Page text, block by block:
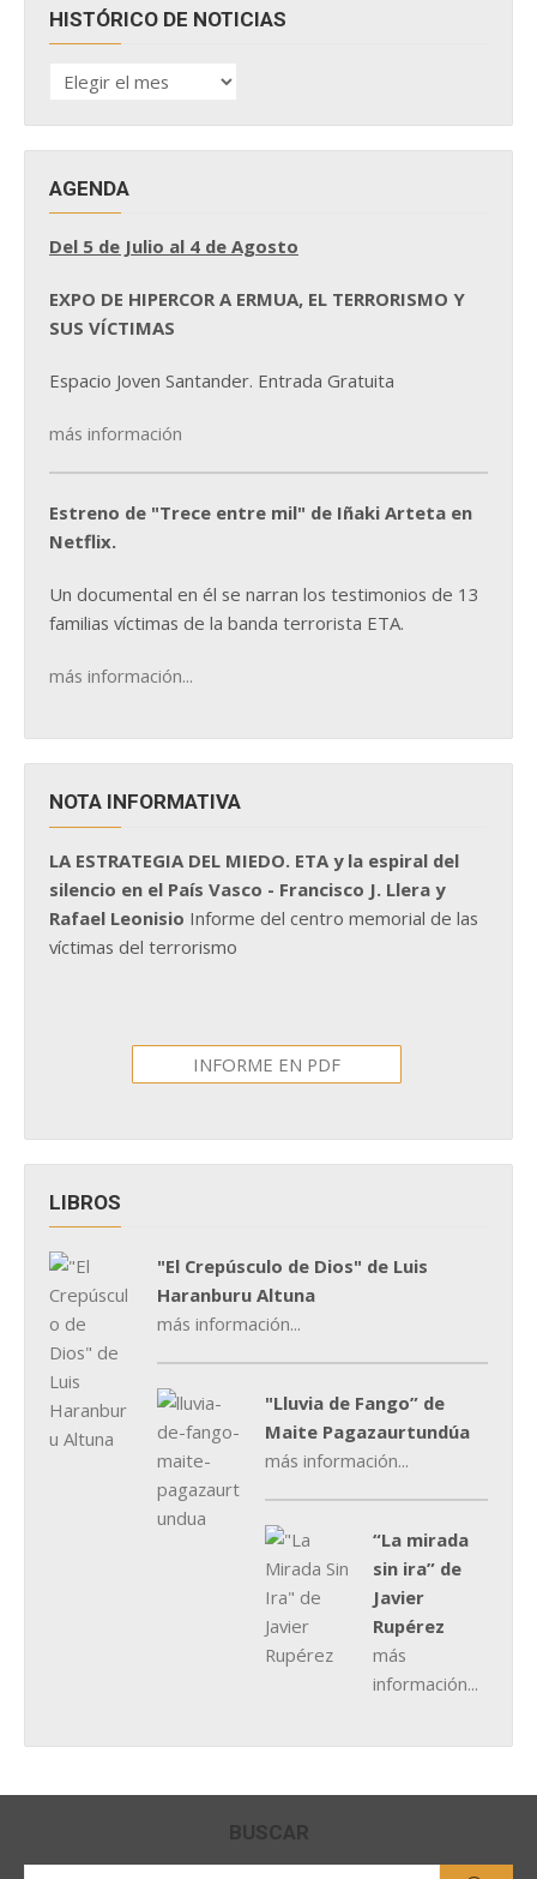
HISTÓRICO DE NOTICIAS
HISTÓRICO
DE
AGENDA
Del 5 de Julio al 4 de Agosto
EXPO DE HIPERCOR A ERMUA, EL TERRORISMO Y
SUS VÍCTIMAS
Espacio Joven Santander. Entrada Gratuita
más información
Estreno de "Trece entre mil" de Iñaki Arteta en
Netflix.
Un documental en él se narran los testimonios de 13
familias víctimas de la banda terrorista ETA.
más información...
NOTA INFORMATIVA
LA ESTRATEGIA DEL MIEDO. ETA y la espiral del
silencio en el País Vasco - Francisco J. Llera y
Rafael Leonisio Informe del centro memorial de las
víctimas del terrorismo
INFORME EN PDF
LIBROS
"El Crepúsculo de Dios" de Luis
Haranburu Altuna
más información...
"Lluvia de Fango” de
Maite Pagazaurtundúa
más información...
“La mirada
sin ira” de
Javier
Rupérez
más
información...
BUSCAR